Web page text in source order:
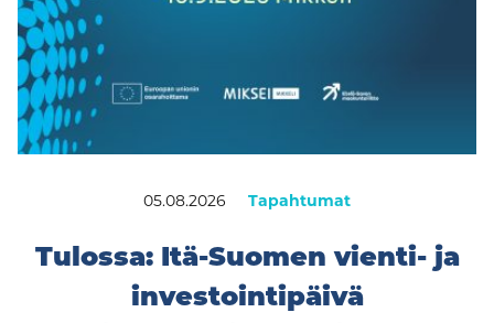
05.08.2026 Tapahtumat
Tulossa: Itä-Suomen vienti- ja
investointipäivä